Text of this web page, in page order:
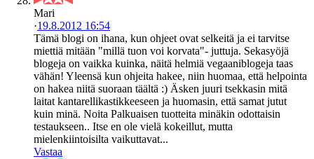
Mari
·19.8.2012 16:54
Tämä blogi on ihana, kun ohjeet ovat selkeitä ja ei tarvitse
miettiä mitään "millä tuon voi korvata"- juttuja. Sekasyöjä
blogeja on vaikka kuinka, näitä helmiä vegaaniblogeja taas
vähän! Yleensä kun ohjeita hakee, niin huomaa, että helpointa
on hakea niitä suoraan täältä :) Äsken juuri tsekkasin mitä
laitat kantarellikastikkeeseen ja huomasin, että samat jutut
kuin minä. Noita Palkuaisen tuotteita minäkin odottaisin
testaukseen.. Itse en ole vielä kokeillut, mutta
mielenkiintoisilta vaikuttavat...
Vastaa